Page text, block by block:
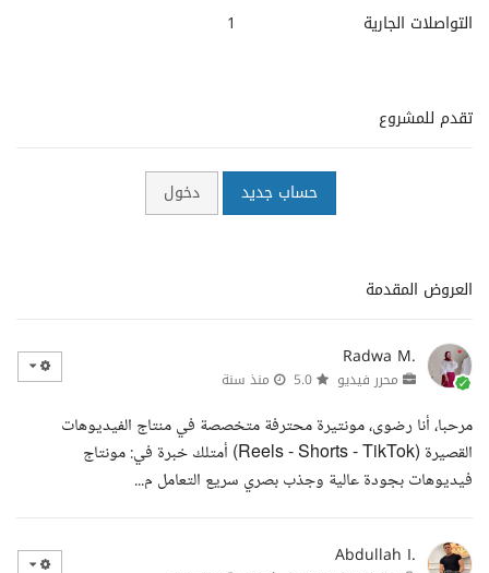
التواصلات الجارية
1
تقدم للمشروع
حساب جديد دخول
العروض المقدمة
Radwa M.
محرر فيديو منذ سنة
مرحبا، أنا رضوى، مونتيرة محترفة متخصصة في منتاج الفيديوهات
القصيرة (Reels - Shorts - TikTok) أمتلك خبرة في: مونتاج
فيديوهات بجودة عالية وجذب بصري سريع التعامل م...
Abdullah I.